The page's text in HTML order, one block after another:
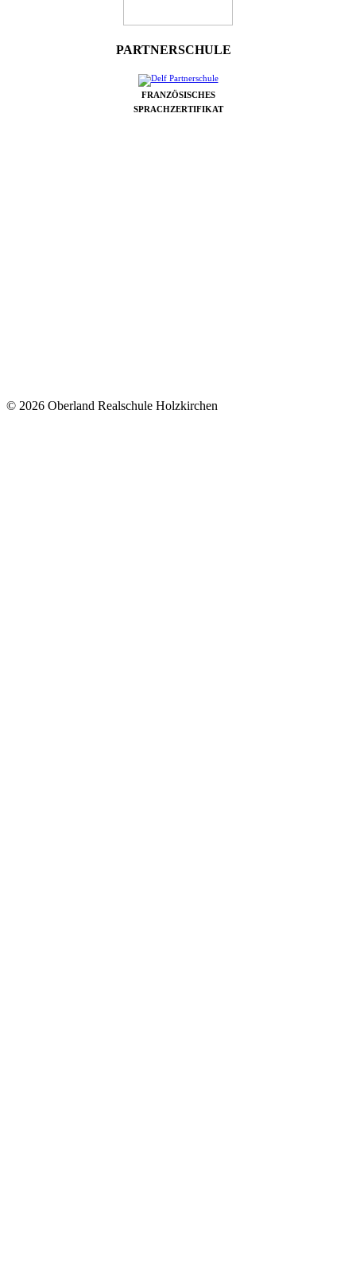
PARTNERSCHULE
FRANZÖSISCHES
SPRACHZERTIFIKAT
© 2026 Oberland Realschule Holzkirchen